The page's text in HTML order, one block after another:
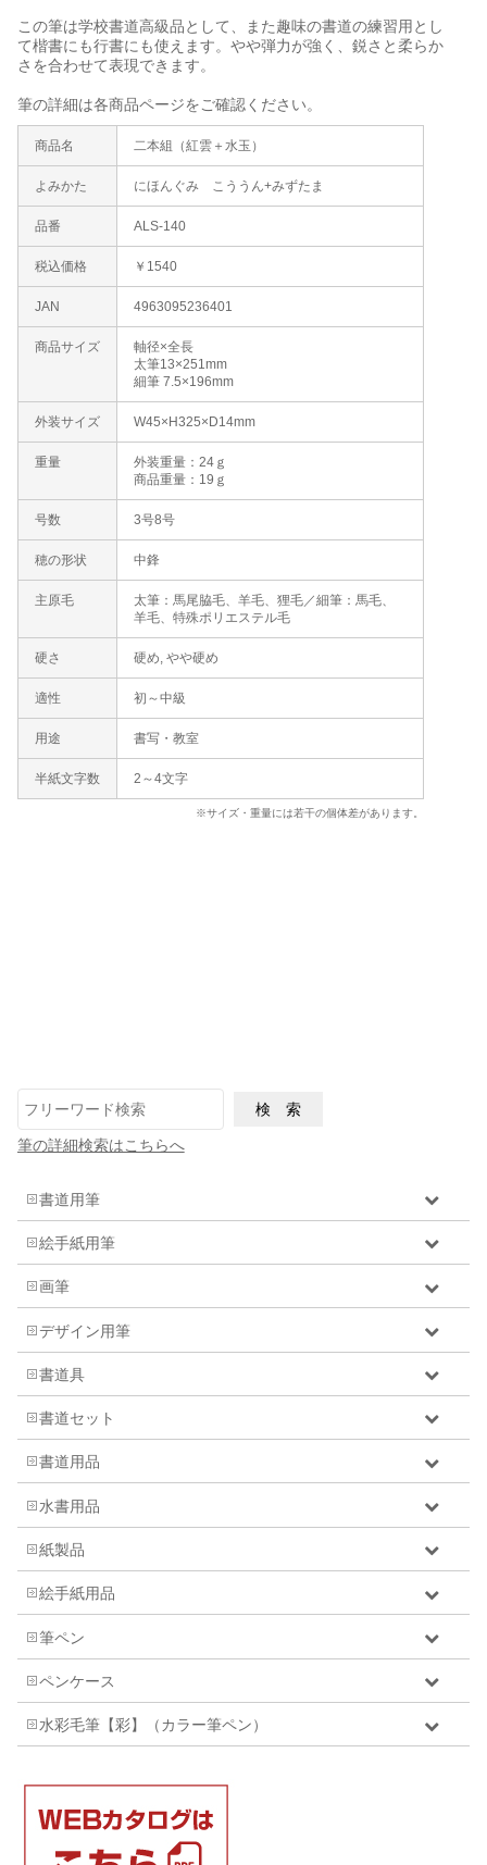
この筆は学校書道高級品として、また趣味の書道の練習用とし
て楷書にも行書にも使えます。やや弾力が強く、鋭さと柔らか
さを合わせて表現できます。
筆の詳細は各商品ページをご確認ください。
※サイズ・重量には若干の個体差があります。
商品名 二本組（紅雲＋水玉）
よみかた にほんぐみ こううん+みずたま
品番 ALS-140
税込価格 ￥1540
JAN 4963095236401
商品サイズ
軸径×全長
太筆13×251mm
細筆 7.5×196mm
外装サイズ W45×H325×D14mm
重量
外装重量：24ｇ
商品重量：19ｇ
号数 3号8号
穂の形状 中鋒
主原毛
太筆：馬尾脇毛、羊毛、狸毛／細筆：馬毛、
羊毛、特殊ポリエステル毛
硬さ 硬め, やや硬め
適性 初～中級
用途 書写・教室
半紙文字数 2～4文字
筆の詳細検索はこちらへ
書道用筆
絵手紙用筆
画筆
デザイン用筆
書道具
書道セット
書道用品
水書用品
紙製品
絵手紙用品
筆ペン
ペンケース
水彩毛筆【彩】（カラー筆ペン）